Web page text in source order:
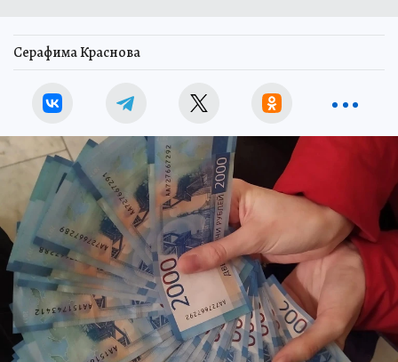
Серафима Краснова